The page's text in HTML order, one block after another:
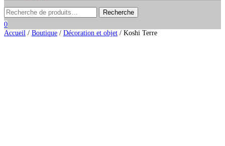
0
Accueil / Boutique / Décoration et objet / Koshi Terre